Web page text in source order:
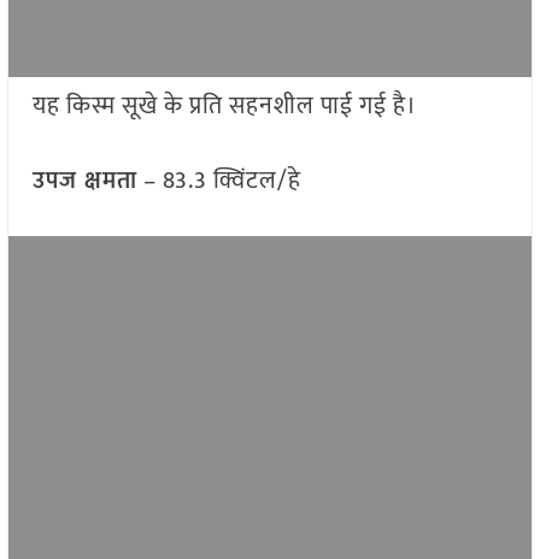
यह किस्म सूखे के प्रति सहनशील पाई गई है।
उपज क्षमता– 83.3 क्विंटल/हे